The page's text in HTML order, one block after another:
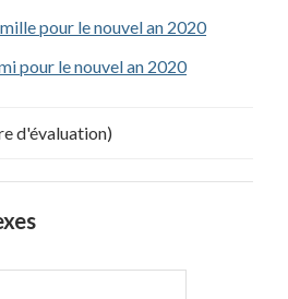
pour le nouvel an 2020
pour le nouvel an 2020
d'évaluation)